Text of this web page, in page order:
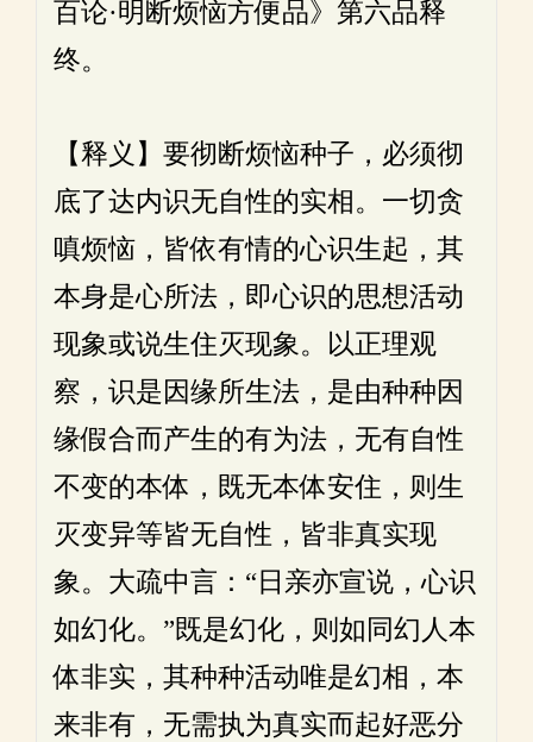
百论·明断烦恼方便品》第六品释
终。
【释义】要彻断烦恼种子，必须彻
底了达内识无自性的实相。一切贪
嗔烦恼，皆依有情的心识生起，其
本身是心所法，即心识的思想活动
现象或说生住灭现象。以正理观
察，识是因缘所生法，是由种种因
缘假合而产生的有为法，无有自性
不变的本体，既无本体安住，则生
灭变异等皆无自性，皆非真实现
象。大疏中言：“日亲亦宣说，心识
如幻化。”既是幻化，则如同幻人本
体非实，其种种活动唯是幻相，本
来非有，无需执为真实而起好恶分